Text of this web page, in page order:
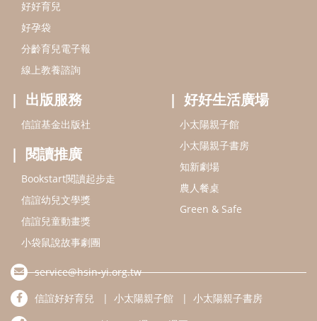
好好育兒
好孕袋
分齡育兒電子報
線上教養諮詢
出版服務
信誼基金出版社
閱讀推廣
Bookstart閱讀起步走
信誼幼兒文學獎
信誼兒童動畫獎
小袋鼠說故事劇團
好好生活廣場
小太陽親子館
小太陽親子書房
知新劇場
農人餐桌
Green & Safe
service@hsin-yi.org.tw
信誼好好育兒
小太陽親子館
小太陽親子書房